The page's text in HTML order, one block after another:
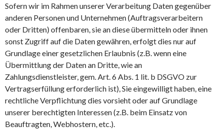
Sofern wir im Rahmen unserer Verarbeitung Daten gegenüber
anderen Personen und Unternehmen (Auftragsverarbeitern
oder Dritten) offenbaren, sie an diese übermitteln oder ihnen
sonst Zugriff auf die Daten gewähren, erfolgt dies nur auf
Grundlage einer gesetzlichen Erlaubnis (z.B. wenn eine
Übermittlung der Daten an Dritte, wie an
Zahlungsdienstleister, gem. Art. 6 Abs. 1 lit. b DSGVO zur
Vertragserfüllung erforderlich ist), Sie eingewilligt haben, eine
rechtliche Verpflichtung dies vorsieht oder auf Grundlage
unserer berechtigten Interessen (z.B. beim Einsatz von
Beauftragten, Webhostern, etc.).